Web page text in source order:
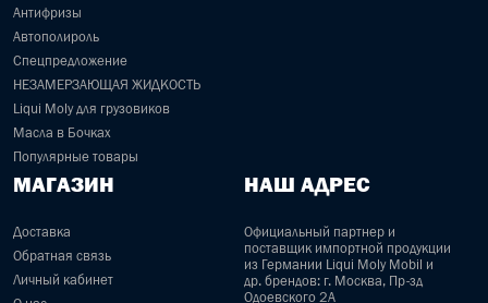
Антифризы
Автополироль
Спецпредложение
НЕЗАМЕРЗАЮЩАЯ ЖИДКОСТЬ
Liqui Moly для грузовиков
Масла в Бочках
Популярные товары
МАГАЗИН
Доставка
Обратная связь
Личный кабинет
НАШ АДРЕС
Официальный партнер и
поставщик импортной продукции
из Германии Liqui Moly Mobil и
др. брендов: г. Москва, Пр-зд
Одоевского 2А